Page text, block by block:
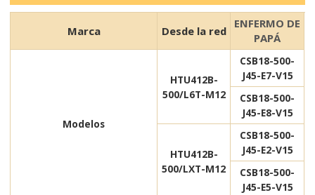
Marca Desde la red
ENFERMO DE
PAPÁ
Modelos
HTU412B-
500/L6T-M12
CSB18-500-
J45-E7-V15
CSB18-500-
J45-E8-V15
HTU412B-
500/LXT-M12
CSB18-500-
J45-E2-V15
CSB18-500-
J45-E5-V15